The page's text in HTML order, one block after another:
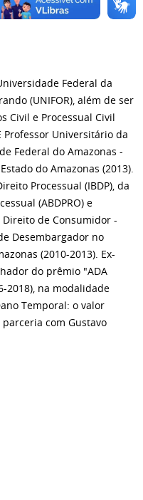
Federal da
(UNIFOR), além de ser
Civil e Processual Civil
Professor Universitário da
Federal do Amazonas -
do Amazonas (2013).
Processual (IBDP), da
(ABDPRO) e
de Consumidor -
Desembargador no
(2010-2013). Ex-
do prêmio "ADA
2018), na modalidade
Temporal: o valor
com Gustavo